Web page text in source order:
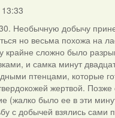
Необычную добычу
но весьма похожа на
крайне сложно было
и самка минут
птенцами, которые
жертвой. Позже
(жалко было ее в эти
с добычей взялись сами